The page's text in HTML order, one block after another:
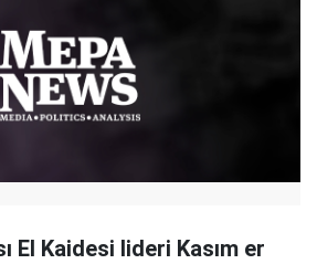
El Kaidesi lideri Kasım er